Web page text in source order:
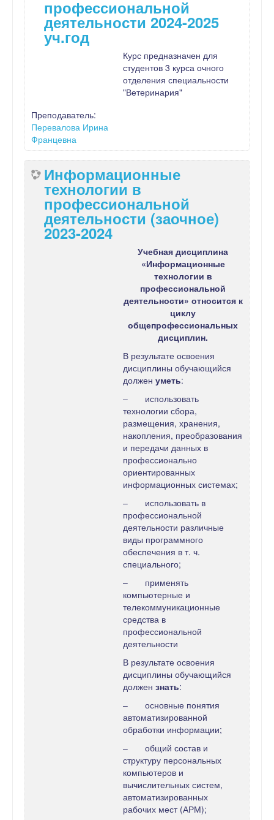
профессиональной
деятельности 2024-2025
уч.год
Курс предназначен для
студентов 3 курса очного
отделения специальности
"Ветеринария"
Преподаватель:
Перевалова Ирина
Францевна
Информационные
технологии в
профессиональной
деятельности (заочное)
2023-2024
Учебная дисциплина
«Информационные
технологии в
профессиональной
деятельности» относится к
циклу
общепрофессиональных
дисциплин.
В результате освоения
дисциплины обучающийся
долженуметь:
– использовать
технологии сбора,
размещения, хранения,
накопления, преобразования
и передачи данных в
профессионально
ориентированных
информационных системах;
– использовать в
профессиональной
деятельности различные
виды программного
обеспечения в т. ч.
специального;
– применять
компьютерные и
телекоммуникационные
средства в
профессиональной
деятельности
В результате освоения
дисциплины обучающийся
должензнать:
– основные понятия
автоматизированной
обработки информации;
– общий состав и
структуру персональных
компьютеров и
вычислительных систем,
автоматизированных
рабочих мест (АРМ);